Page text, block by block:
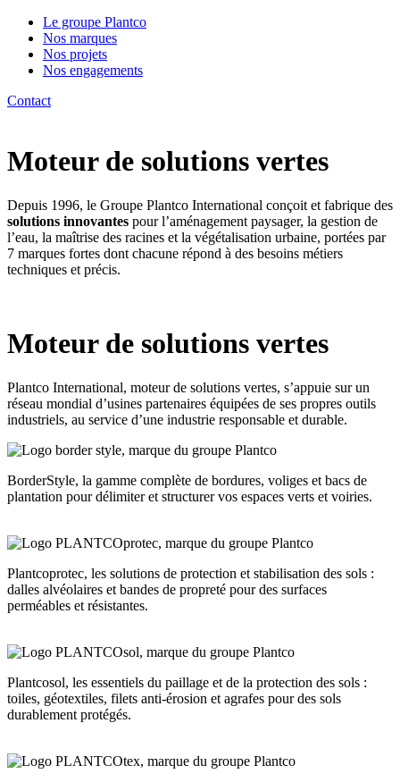
Le groupe Plantco
Nos marques
Nos projets
Nos engagements
Contact
Moteur de solutions vertes
Depuis 1996, le Groupe Plantco International conçoit et fabrique des
solutions innovantes pour l’aménagement paysager, la gestion de
l’eau, la maîtrise des racines et la végétalisation urbaine, portées par
7 marques fortes dont chacune répond à des besoins métiers
techniques et précis.
Moteur de solutions vertes
Plantco International, moteur de solutions vertes, s’appuie sur un
réseau mondial d’usines partenaires équipées de ses propres outils
industriels, au service d’une industrie responsable et durable.
BorderStyle, la gamme complète de bordures, voliges et bacs de
plantation pour délimiter et structurer vos espaces verts et voiries.
Plantcoprotec, les solutions de protection et stabilisation des sols :
dalles alvéolaires et bandes de propreté pour des surfaces
perméables et résistantes.
Plantcosol, les essentiels du paillage et de la protection des sols :
toiles, géotextiles, filets anti-érosion et agrafes pour des sols
durablement protégés.